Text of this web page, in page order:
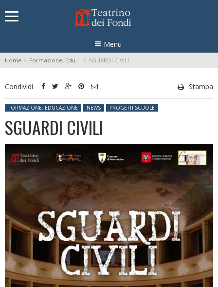
Menu
You are here:
Home Formazione, Educazione SGUARDI CIVILI
Condividi Stampa
Posted in:
FORMAZIONE, EDUCAZIONE NEWS PROGETTI SCUOLE
SGUARDI CIVILI